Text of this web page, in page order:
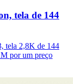
tela de 144
tela 2,8K de 144
por um preço